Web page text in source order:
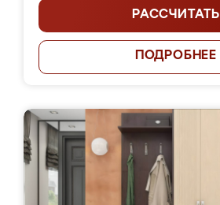
РАССЧИТАТЬ
ПОДРОБНЕЕ